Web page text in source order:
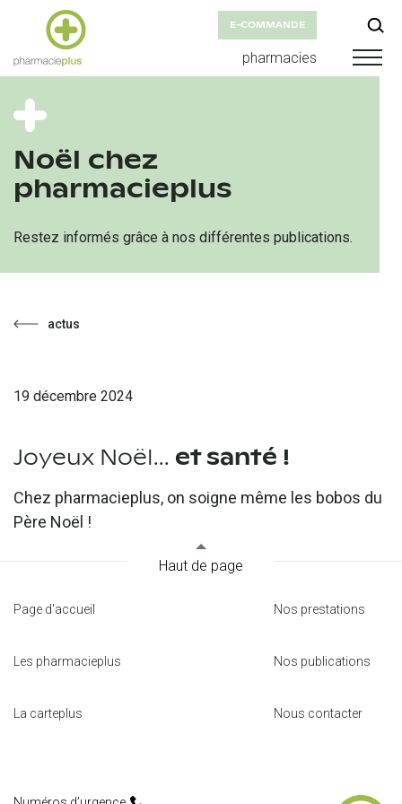
E-COMMANDE
pharmacies
Noël chez
pharmacieplus
Restez informés grâce à nos différentes publications.
actus
19 décembre 2024
Joyeux Noël... et santé !
Chez pharmacieplus, on soigne même les bobos du
Père Noël !
Haut de page
Page d'accueil
Les pharmacieplus
La carteplus
Nos prestations
Nos publications
Nous contacter